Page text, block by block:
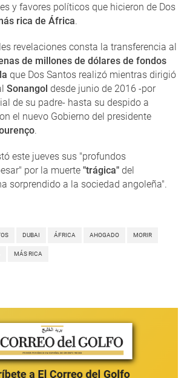
y favores políticos que hicieron de Dos
rica de África.
revelaciones consta la transferencia al
de millones de dólares de fondos
que Dos Santos realizó mientras dirigió
Sonangol desde junio de 2016 -por
de su padre- hasta su despido a
el nuevo Gobierno del presidente
.
este jueves sus "profundos
por la muerte "trágica" del
sorprendido a la sociedad angoleña".
DUBAI ÁFRICA AHOGADO MORIR
MÁS RICA